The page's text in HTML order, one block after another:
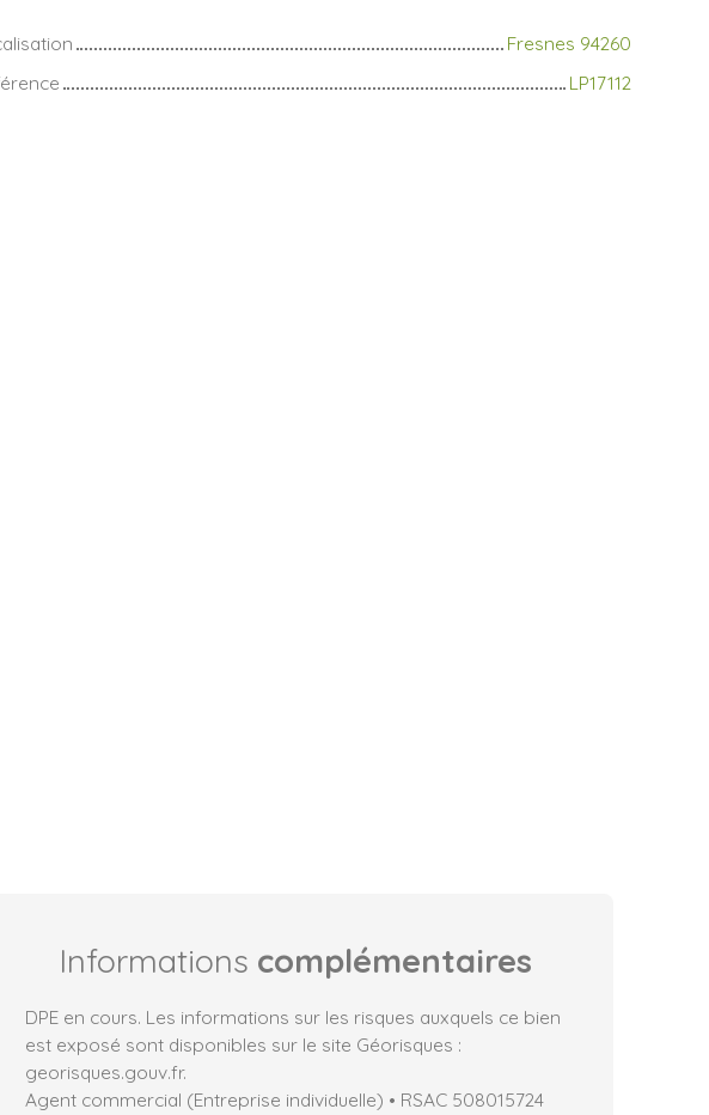
Fresnes 94260
LP17112
Informations complémentaires
DPE en cours. Les informations sur les risques auxquels ce bien
est exposé sont disponibles sur le site Géorisques :
georisques.gouv.fr.
Agent commercial (Entreprise individuelle) • RSAC 508015724